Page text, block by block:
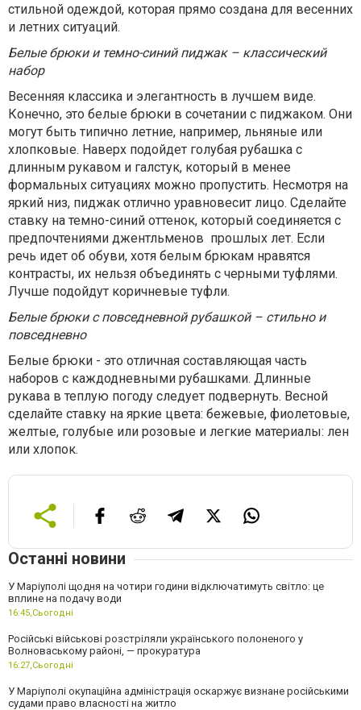
стильной одеждой, которая прямо создана для весенних
и летних ситуаций.
Белые брюки и темно-синий пиджак – классический
набор
Весенняя классика и элегантность в лучшем виде.
Конечно, это белые брюки в сочетании с пиджаком. Они
могут быть типично летние, например, льняные или
хлопковые. Наверх подойдет голубая рубашка с
длинным рукавом и галстук, который в менее
формальных ситуациях можно пропустить. Несмотря на
яркий низ, пиджак отлично уравновесит лицо. Сделайте
ставку на темно-синий оттенок, который соединяется с
предпочтениями джентльменов прошлых лет. Если
речь идет об обуви, хотя белым брюкам нравятся
контрасты, их нельзя объединять с черными туфлями.
Лучше подойдут коричневые туфли.
Белые брюки с повседневной рубашкой – стильно и
повседневно
Белые брюки - это отличная составляющая часть
наборов с каждодневными рубашками. Длинные
рукава в теплую погоду следует подвернуть. Весной
сделайте ставку на яркие цвета: бежевые, фиолетовые,
желтые, голубые или розовые и легкие материалы: лен
или хлопок.
Останні новини
У Маріуполі щодня на чотири години відключатимуть світло: це
вплине на подачу води
16:45,Сьогодні
Російські військові розстріляли українського полоненого у
Волноваському районі, — прокуратура
16:27,Сьогодні
У Маріуполі окупаційна адміністрація оскаржує визнане російськими
судами право власності на житло